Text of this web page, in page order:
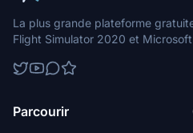
La plus grande plateforme
Flight Simulator 2020 et
Parcourir